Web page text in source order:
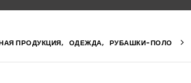
ПРОДУКЦИЯ, ОДЕЖДА, РУБАШКИ-ПОЛО